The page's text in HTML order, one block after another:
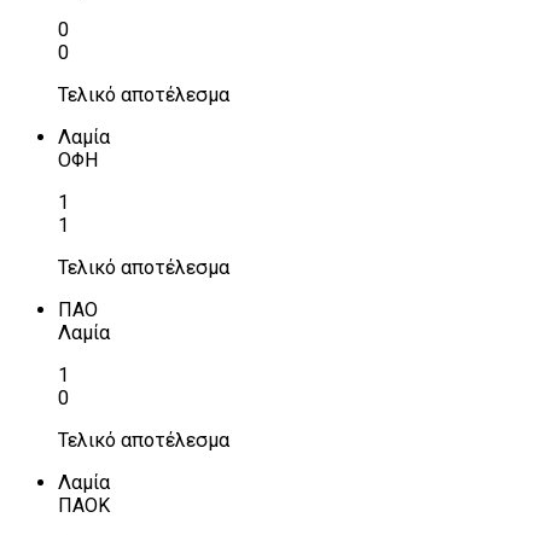
0
0
Τελικό αποτέλεσμα
Λαμία
ΟΦΗ
1
1
Τελικό αποτέλεσμα
ΠΑΟ
Λαμία
1
0
Τελικό αποτέλεσμα
Λαμία
ΠΑΟΚ